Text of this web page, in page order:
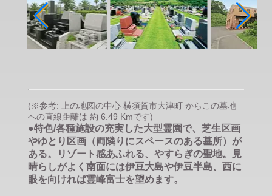
(※参考: 上の地図の中心 横須賀市大津町 からこの墓地
への直線距離は 約 6.49 Kmです)
●特色/各種施設の充実した大型霊園で、芝生区画
やゆとり区画（両隣りにスペースのある墓所）が
ある。リゾート感あふれる、やすらぎの聖地。見
晴らしがよく南面には伊豆大島や伊豆半島、西に
眼を向ければ霊峰富士を望めます。